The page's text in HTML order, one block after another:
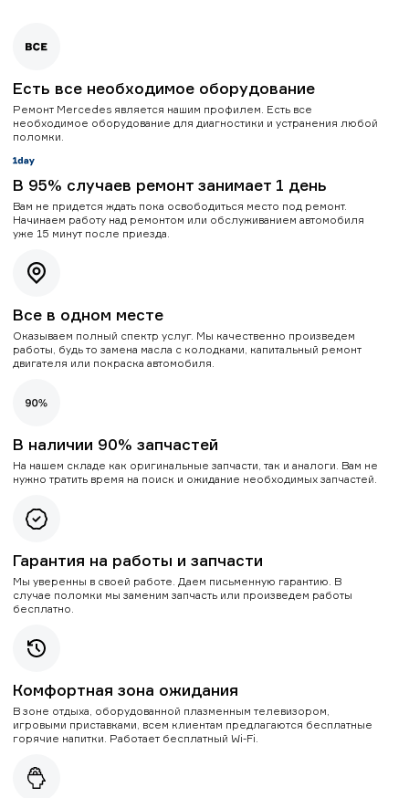
Есть все необходимое оборудование
Ремонт Mercedes является нашим профилем. Есть все
необходимое оборудование для диагностики и устранения любой
поломки.
В 95% случаев ремонт занимает 1 день
Вам не придется ждать пока освободиться место под ремонт.
Начинаем работу над ремонтом или обслуживанием автомобиля
уже 15 минут после приезда.
Все в одном месте
Оказываем полный спектр услуг. Мы качественно произведем
работы, будь то замена масла с колодками, капитальный ремонт
двигателя или покраска автомобиля.
В наличии 90% запчастей
На нашем складе как оригинальные запчасти, так и аналоги. Вам не
нужно тратить время на поиск и ожидание необходимых запчастей.
Гарантия на работы и запчасти
Мы уверенны в своей работе. Даем письменную гарантию. В
случае поломки мы заменим запчасть или произведем работы
бесплатно.
Комфортная зона ожидания
В зоне отдыха, оборудованной плазменным телевизором,
игровыми приставками, всем клиентам предлагаются бесплатные
горячие напитки. Работает бесплатный Wi-Fi.